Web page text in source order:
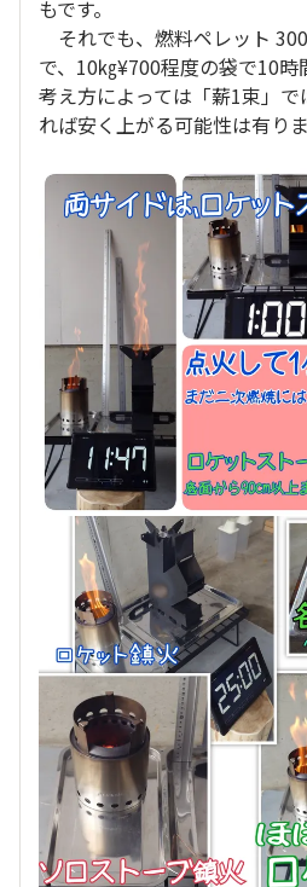
もです。
それでも、燃料ペレット
で、10㎏¥700程度の袋で10
考え方によっては「薪1束」
れば安く上がる可能性は有りま